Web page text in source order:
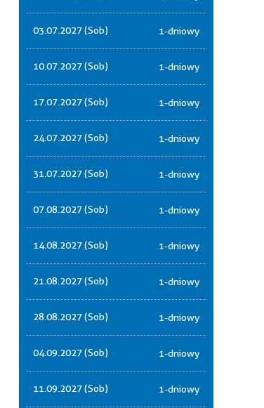
03.07.2027 (Sob) 1-dniowy
10.07.2027 (Sob) 1-dniowy
17.07.2027 (Sob) 1-dniowy
24.07.2027 (Sob) 1-dniowy
31.07.2027 (Sob) 1-dniowy
07.08.2027 (Sob) 1-dniowy
14.08.2027 (Sob) 1-dniowy
21.08.2027 (Sob) 1-dniowy
28.08.2027 (Sob) 1-dniowy
04.09.2027 (Sob) 1-dniowy
11.09.2027 (Sob) 1-dniowy